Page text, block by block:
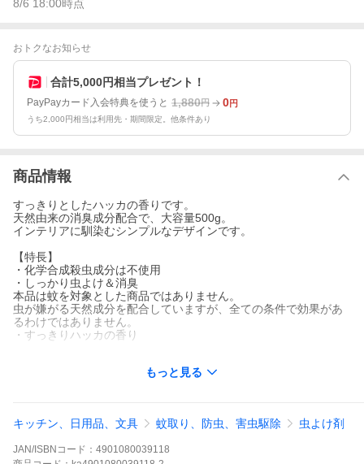
8/6 18:00時点
おトクなお知らせ
合計5,000円相当プレゼント！
PayPayカード入会特典を使うと 1,880円 0円
うち2,000円相当は利用先・期間限定。他条件あり
商品情報
すっきりとしたハッカの香りです。
天然由来の消臭成分配合で、大容量500g。
インテリアに馴染むシンプルなデザインです。
【特長】
・化学合成殺虫成分は不使用
・しっかり虫よけ＆消臭
本品は蚊を対象とした商品ではありません。
虫が嫌がる天然成分を配合していますが、全ての条件で効果があ
るわけではありません。
・すっきりハッカの香り
ルをはがす。（まれにアルミシールの一部が薄く残ることがある
2、再度キャップを閉め直し、玄関やお部屋に置く。
もっと見る
キッチン、日用品、文具 蚊取り、防虫、害虫駆除 虫よけ剤
JAN/ISBNコード： 4901080039118